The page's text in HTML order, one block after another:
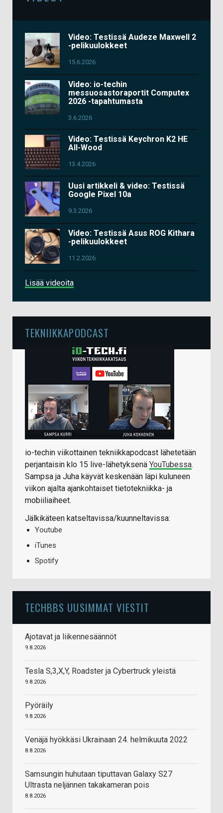
Video: Testissä Audeze Maxwell 2
-pelikuulokkeet
15.6.2026
Video: io-techin
messuosastoraportit Computex
2026 -tapahtumasta
3.6.2026
Video: Testissä Keychron K2 HE
All-Wood
13.4.2026
Uusi artikkeli & video: Testissä
Google Pixel 10a
9.3.2026
Video: Testissä Asus ROG Kithara
-pelikuulokkeet
11.2.2026
Lisää videoita
TEKNIIKKAPODCAST
io-techin viikottainen tekniikkapodcast lähetetään
perjantaisin klo 15 live-lähetyksenä YouTubessa.
Sampsa ja Juha käyvät keskenään läpi kuluneen
viikon ajalta ajankohtaiset tietotekniikka- ja
mobiiliaiheet.
Jälkikäteen katseltavissa/kuunneltavissa:
Youtube
iTunes
Spotify
TECHBBS UUSIMMAT VIESTIT
Ajotavat ja liikennesäännöt
9.8.2026
Tesla S,3,X,Y, Roadster ja Cybertruck yleistä
9.8.2026
Pyöräily
9.8.2026
Venäjä hyökkäsi Ukrainaan 24. helmikuuta 2022
8.8.2026
Samsungin huhutaan tiputtavan Galaxy S27
Ultrasta neljännen takakameran pois
8.8.2026